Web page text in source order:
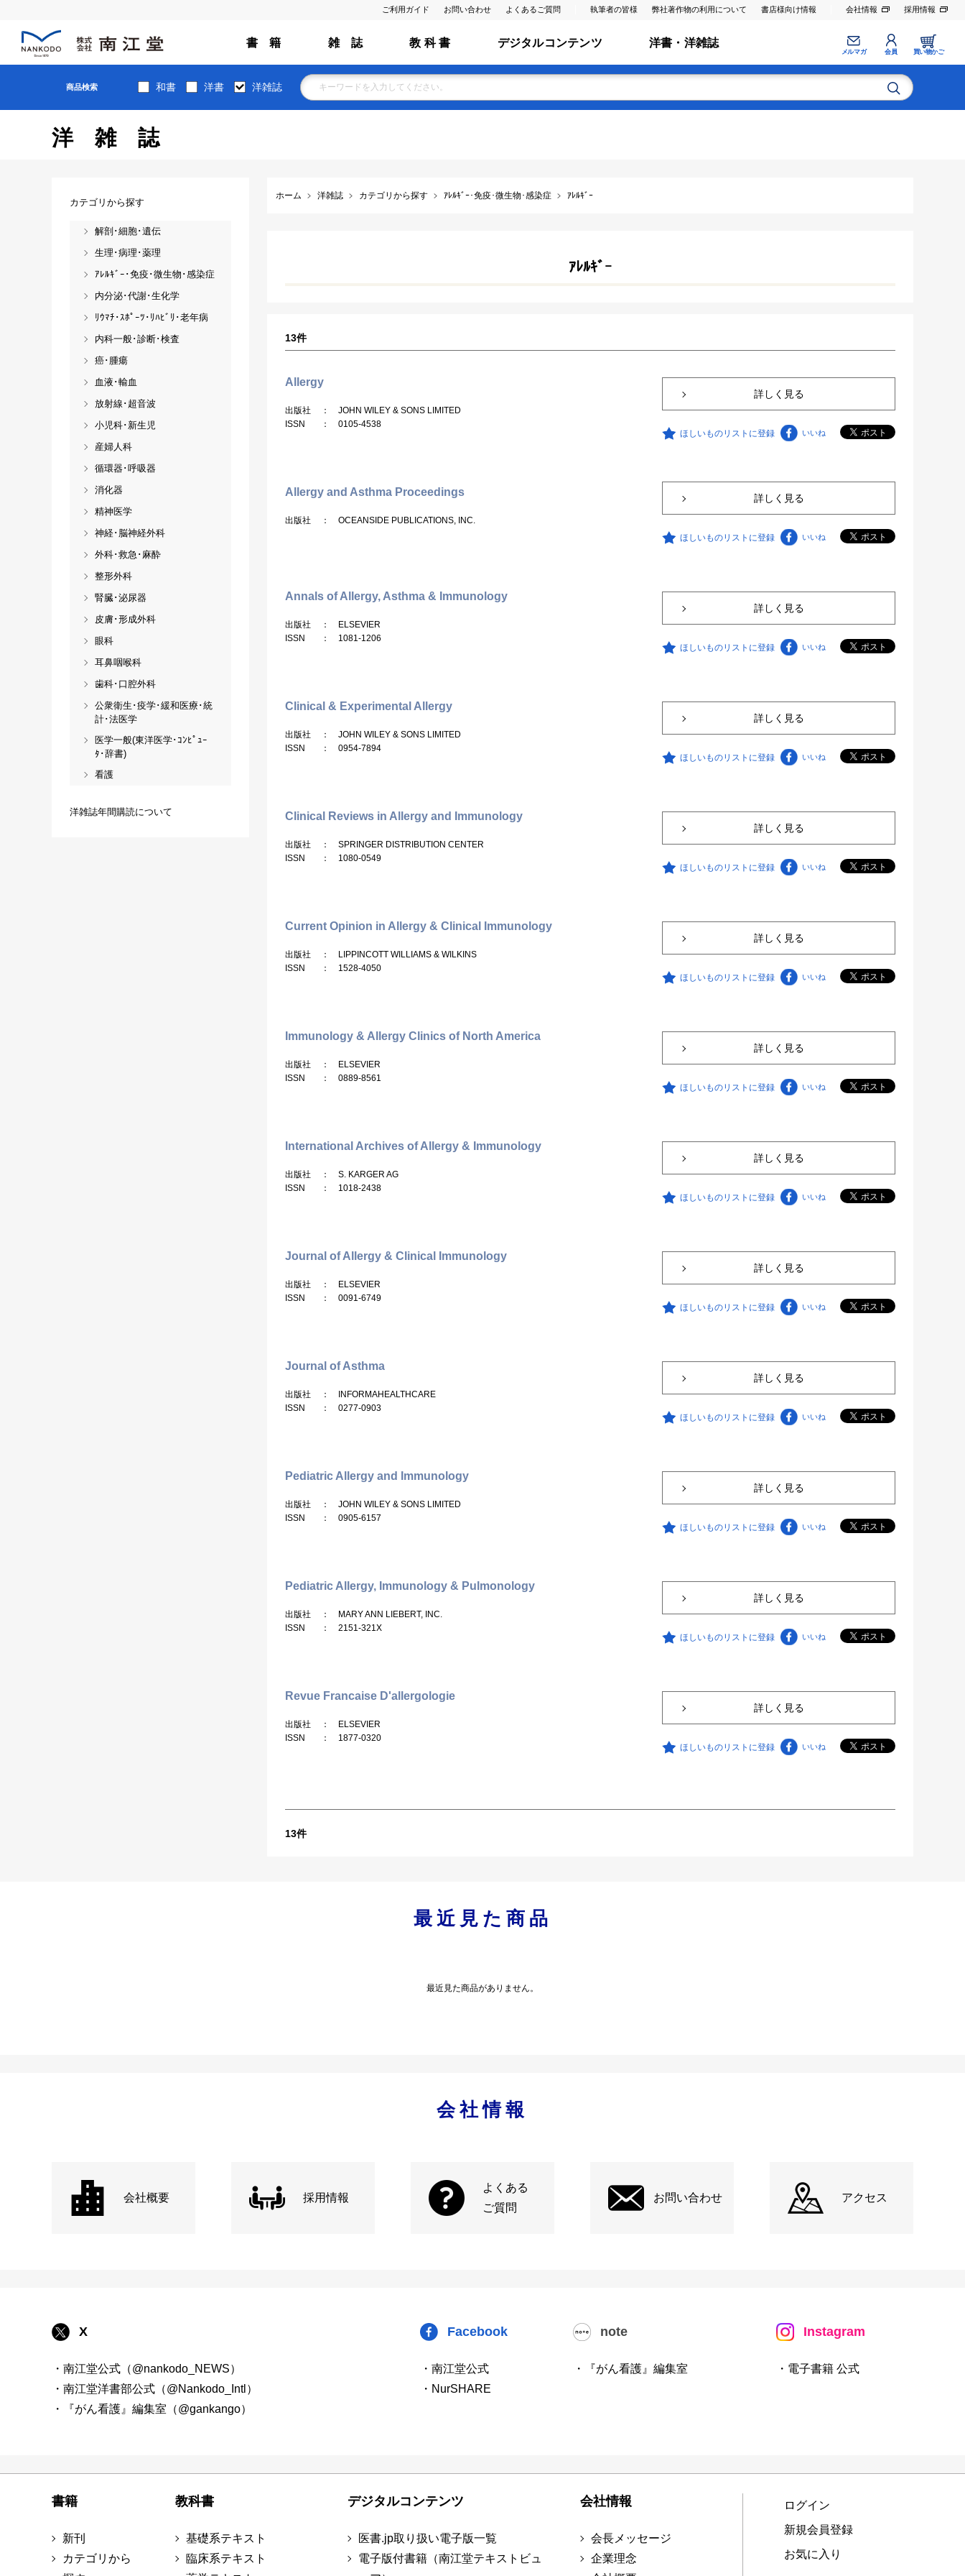
ご利用ガイド お問い合わせ よくあるご質問 執筆者の皆様 弊社著作物の利用について 書店様向け情報 会社情報 採用情報
書 籍 雑 誌 教 科 書 デジタルコンテンツ 洋書・洋雑誌
メルマガ 会員 買い物かご
商品検索 和書 洋書 洋雑誌
洋雑誌
ホーム 洋雑誌 カテゴリから探す ｱﾚﾙｷﾞｰ･免疫･微生物･感染症 ｱﾚﾙｷﾞｰ
ｱﾚﾙｷﾞｰ
13件
Allergy
出版社
： JOHN WILEY & SONS LIMITED
ISSN
： 0105-4538
詳しく見る
ほしいものリストに登録 いいね
Allergy and Asthma Proceedings
出版社 ： OCEANSIDE PUBLICATIONS, INC.
詳しく見る
ほしいものリストに登録 いいね
Annals of Allergy, Asthma & Immunology
出版社
： ELSEVIER
ISSN
： 1081-1206
詳しく見る
ほしいものリストに登録 いいね
Clinical & Experimental Allergy
出版社
： JOHN WILEY & SONS LIMITED
ISSN
： 0954-7894
詳しく見る
ほしいものリストに登録 いいね
Clinical Reviews in Allergy and Immunology
出版社
： SPRINGER DISTRIBUTION CENTER
ISSN
： 1080-0549
詳しく見る
ほしいものリストに登録 いいね
Current Opinion in Allergy & Clinical Immunology
出版社
： LIPPINCOTT WILLIAMS & WILKINS
ISSN
： 1528-4050
詳しく見る
ほしいものリストに登録 いいね
Immunology & Allergy Clinics of North America
出版社
： ELSEVIER
ISSN
： 0889-8561
詳しく見る
ほしいものリストに登録 いいね
International Archives of Allergy & Immunology
出版社
： S. KARGER AG
ISSN
： 1018-2438
詳しく見る
ほしいものリストに登録 いいね
Journal of Allergy & Clinical Immunology
出版社
： ELSEVIER
ISSN
： 0091-6749
詳しく見る
ほしいものリストに登録 いいね
Journal of Asthma
出版社
： INFORMAHEALTHCARE
ISSN
： 0277-0903
詳しく見る
ほしいものリストに登録 いいね
Pediatric Allergy and Immunology
出版社
： JOHN WILEY & SONS LIMITED
ISSN
： 0905-6157
詳しく見る
ほしいものリストに登録 いいね
Pediatric Allergy, Immunology & Pulmonology
出版社
： MARY ANN LIEBERT, INC.
ISSN
： 2151-321X
詳しく見る
ほしいものリストに登録 いいね
Revue Francaise D'allergologie
出版社
： ELSEVIER
ISSN
： 1877-0320
詳しく見る
ほしいものリストに登録 いいね
13件
カテゴリから探す
解剖･細胞･遺伝
生理･病理･薬理
ｱﾚﾙｷﾞｰ･免疫･微生物･感染症
内分泌･代謝･生化学
ﾘｳﾏﾁ･ｽﾎﾟｰﾂ･ﾘﾊﾋﾞﾘ･老年病
内科一般･診断･検査
癌･腫瘍
血液･輸血
放射線･超音波
小児科･新生児
産婦人科
循環器･呼吸器
消化器
精神医学
神経･脳神経外科
外科･救急･麻酔
整形外科
腎臓･泌尿器
皮膚･形成外科
眼科
耳鼻咽喉科
歯科･口腔外科
公衆衛生･疫学･緩和医療･統
計･法医学
医学一般(東洋医学･ｺﾝﾋﾟｭｰ
ﾀ･辞書)
看護
洋雑誌年間購読について
最近見た商品
最近見た商品がありません。
会社情報
会社概要 採用情報
よくある
ご質問
お問い合わせ アクセス
X
・南江堂公式（@nankodo_NEWS）
・南江堂洋書部公式（@Nankodo_Intl）
・『がん看護』編集室（@gankango）
Facebook
・南江堂公式
・NurSHARE
note
・『がん看護』編集室
Instagram
・電子書籍 公式
書籍
新刊
カテゴリから
教科書
基礎系テキスト
臨床系テキスト
デジタルコンテンツ
医書.jp取り扱い電子版一覧
電子版付書籍（南江堂テキストビュ
会社情報
会長メッセージ
企業理念
ログイン
新規会員登録
お気に入り